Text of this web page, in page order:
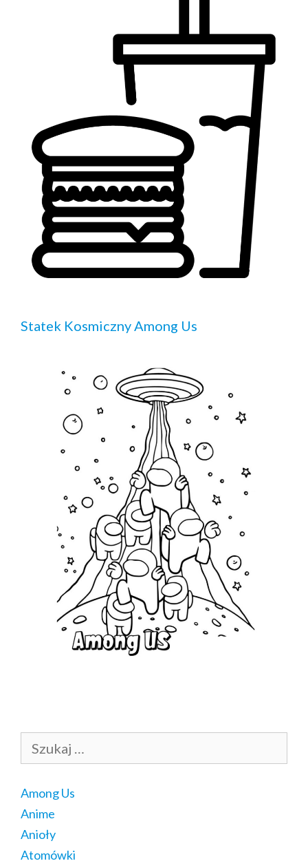
Statek Kosmiczny Among Us
Among Us
Anime
Anioły
Atomówki